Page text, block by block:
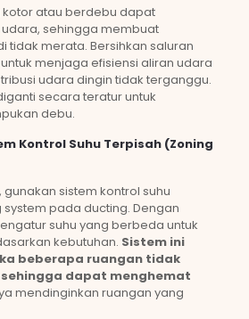
kotor atau berdebu dapat
sehingga membuat
tidak merata. Bersihkan saluran
menjaga efisiensi aliran udara
udara dingin tidak terganggu.
secara teratur untuk
debu.
Kontrol Suhu Terpisah (Zoning
sistem kontrol suhu
pada ducting. Dengan
suhu yang berbeda untuk
kebutuhan. Sistem ini
beberapa ruangan tidak
dapat menghemat
mendinginkan ruangan yang